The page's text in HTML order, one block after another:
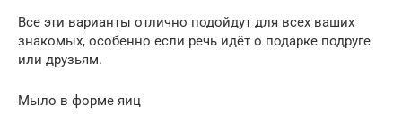
Все эти варианты отлично подойдут для всех ваших
знакомых, особенно если речь идёт о подарке подруге
или друзьям.
Мыло в форме яиц